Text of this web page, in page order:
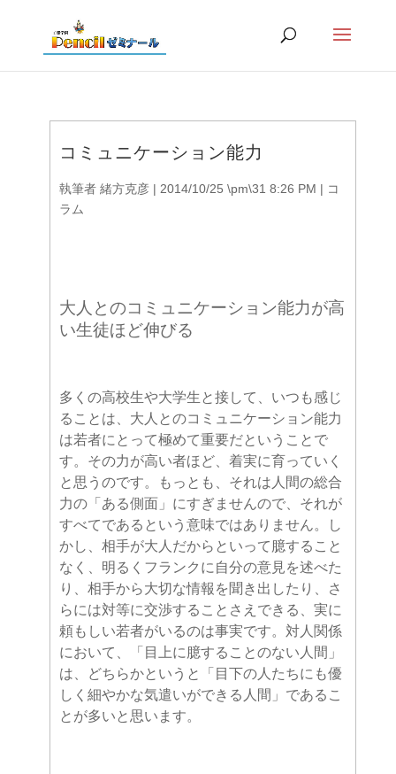
コミュニケーション能力
執筆者 緒方克彦| 2014/10/25 \pm\31 8:26 PM | コ
ラム
大人とのコミュニケーション能力が高
い生徒ほど伸びる
多くの高校生や大学生と接して、いつも感じ
ることは、大人とのコミュニケーション能力
は若者にとって極めて重要だということで
す。その力が高い者ほど、着実に育っていく
と思うのです。もっとも、それは人間の総合
力の「ある側面」にすぎませんので、それが
すべてであるという意味ではありません。し
かし、相手が大人だからといって臆すること
なく、明るくフランクに自分の意見を述べた
り、相手から大切な情報を聞き出したり、さ
らには対等に交渉することさえできる、実に
頼もしい若者がいるのは事実です。対人関係
において、「目上に臆することのない人間」
は、どちらかというと「目下の人たちにも優
しく細やかな気遣いができる人間」であるこ
とが多いと思います。